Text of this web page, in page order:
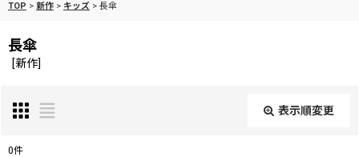
TOP > 新作 > キッズ > 長傘
長傘
[新作]
表示順変更
0件